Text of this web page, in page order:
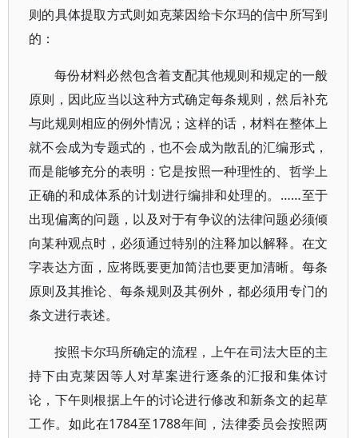
则的具体提取方式则如克莱因给卡尔玛的信中所写到
的：
每份材料必然包含着支配其他规则和规定的一般
原则，因此应当以这种方式确定每条规则，然后补充
与此规则相应的例外情况；这样的话，材料在整体上
就不会成为专题式的，也不会成为散乱的汇编形式，
而是能够充分的表明：它是按照一种理性的、哲学上
正确的和成体系的计划进行编排和处理的。……至于
出现偏离的问题，以及对于有争议的法律问题必须倾
向某种观点时，必须通过特别的注释加以解释。在文
字表达方面，应将既要更加简洁也要更加清晰。每条
原则及其推论、每条规则及其例外，都必须用专门的
条文进行表述。
按照卡尔玛所确定的流程，上午在司法大臣的主
持下由克莱因等人对草案进行逐条的汇报和集体讨
论，下午则根据上午的讨论进行修改和新条文的起草
工作。如此在1784至1788年间，法律委员会按照两